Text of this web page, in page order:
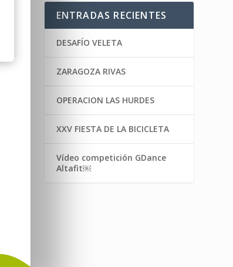
ENTRADAS RECIENTES
DESAFÍO VELETA
ZARAGOZA RIVAS
OPERACION LAS HURDES
XXV FIESTA DE LA BICICLETA
Vídeo competición GDance
Altafit￼